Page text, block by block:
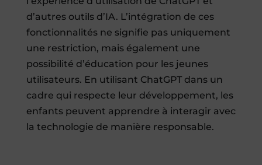
d’autres outils d’IA. L’intégration de ces
fonctionnalités ne signifie pas uniquement
une restriction, mais également une
possibilité d’éducation pour les jeunes
utilisateurs. En utilisant ChatGPT dans un
cadre qui respecte leur développement, les
enfants peuvent apprendre à interagir avec
la technologie de manière responsable.